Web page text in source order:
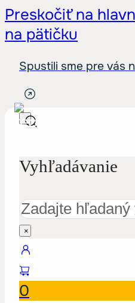
Preskočiť na
na pätičku
Spustili sme pre vás
Vyhľadávanie
Hľadať
×
0